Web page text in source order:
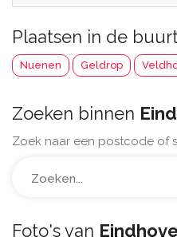
Plaatsen in de
Nuenen Geldrop
Zoeken binnen
Zoek naar een postcode of
Foto's van